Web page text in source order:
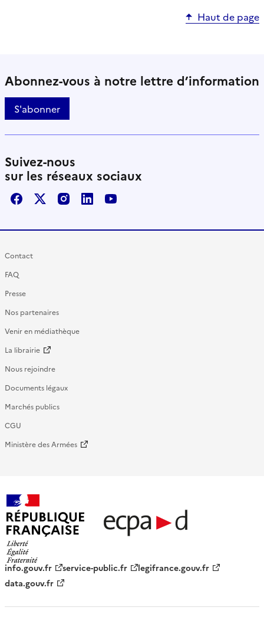
Haut de page
Abonnez-vous à notre lettre d’information
S'abonner
Suivez-nous
sur les réseaux sociaux
FacebookX / TwitterInstagram
LinkedInYoutube
Contact
FAQ
Presse
Nos partenaires
Venir en médiathèque
La librairie
Nous rejoindre
Documents légaux
Marchés publics
CGU
Ministère des Armées
française - ECPAD
info.gouv.fr service-public.fr
legifrance.gouv.fr
data.gouv.fr